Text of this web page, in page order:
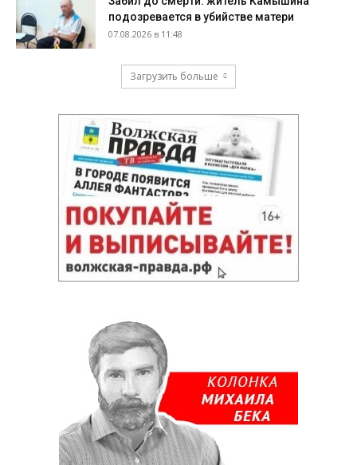
подозревается в убийстве матери
07.08.2026 в 11:48
Загрузить больше